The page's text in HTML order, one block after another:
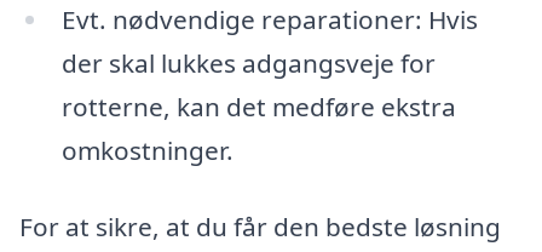
Evt. nødvendige reparationer: Hvis
der skal lukkes adgangsveje for
rotterne, kan det medføre ekstra
omkostninger.
For at sikre, at du får den bedste løsning